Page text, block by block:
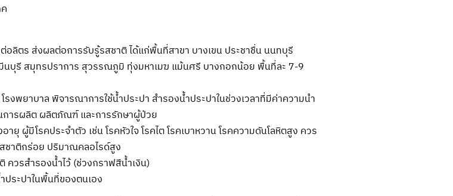
อลิตร ส่งผลต่อการรับรู้รสชาติ ได้แก่พื้นที่สาขา บางเขน ประชาชื่น นนทบุรี
นบุรี สมุทรปราการ สุวรรณภูมิ ทุ่งมหาเมฆ แม้นศรี บางกอกน้อย พื้นที่ละ 7-9
งพยาบาล พิจารณาการใช้น้ำประปา สำรองน้ำประปาในช่วงเวลาที่มีค่าความนำ
การผลิต ผลิตภัณฑ์ และการรักษาผู้ป่วย
ยุ ผู้มีโรคประจำตัว เช่น โรคหัวใจ โรคไต โรคเบาหวาน โรคความดันโลหิตสูง ควร
ชาติกร่อย ปริมาณคลอไรด์สูง
ควรสำรองน้ำไว้ (ช่วงกราฟสีน้ำเงิน)
ระปาในพื้นที่ของตนเอง